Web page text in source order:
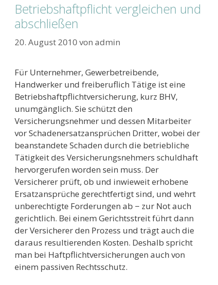
Betriebshaftpflicht vergleichen und
abschließen
20. August 2010 von admin
Für Unternehmer, Gewerbetreibende,
Handwerker und freiberuflich Tätige ist eine
Betriebshaftpflichtversicherung, kurz BHV,
unumgänglich. Sie schützt den
Versicherungsnehmer und dessen Mitarbeiter
vor Schadenersatzansprüchen Dritter, wobei der
beanstandete Schaden durch die betriebliche
Tätigkeit des Versicherungsnehmers schuldhaft
hervorgerufen worden sein muss. Der
Versicherer prüft, ob und inwieweit erhobene
Ersatzansprüche gerechtfertigt sind, und wehrt
unberechtigte Forderungen ab − zur Not auch
gerichtlich. Bei einem Gerichtsstreit führt dann
der Versicherer den Prozess und trägt auch die
daraus resultierenden Kosten. Deshalb spricht
man bei Haftpflichtversicherungen auch von
einem passiven Rechtsschutz.